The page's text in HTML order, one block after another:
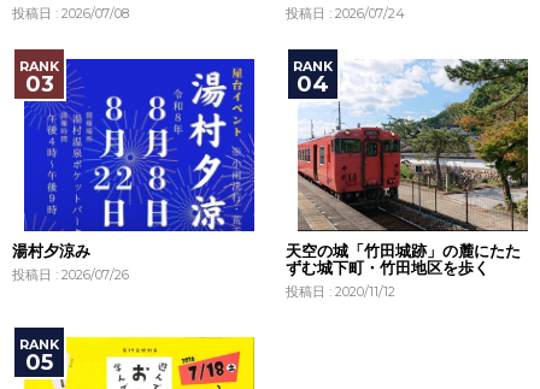
投稿日 : 2026/07/08 投稿日 : 2026/07/24
湯村夕涼み
投稿日 : 2026/07/26
天空の城「竹田城跡」の麓にたた
ずむ城下町・竹田地区を歩く
投稿日 : 2020/11/12